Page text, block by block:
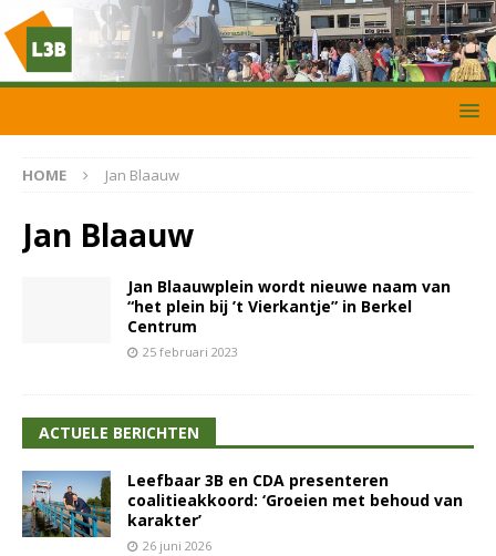
HOME Jan Blaauw
Jan Blaauw
Jan Blaauwplein wordt nieuwe naam van
“het plein bij ’t Vierkantje” in Berkel
Centrum
25 februari 2023
ACTUELE BERICHTEN
Leefbaar 3B en CDA presenteren
coalitieakkoord: ‘Groeien met behoud van
karakter’
26 juni 2026